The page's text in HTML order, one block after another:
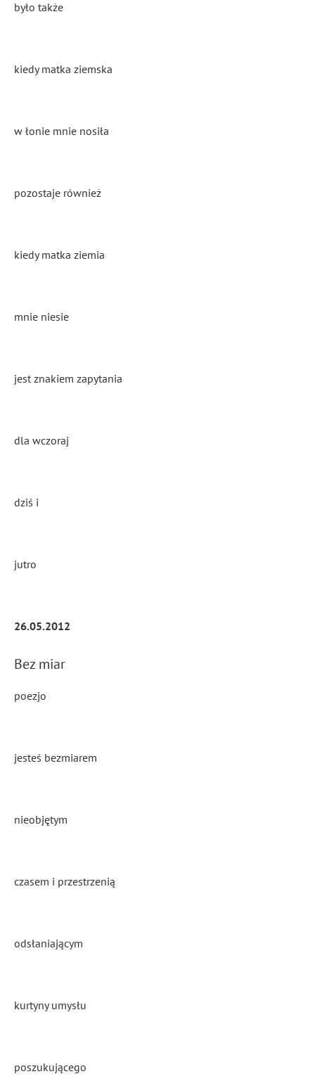
było także
kiedy matka ziemska
w łonie mnie nosiła
pozostaje również
kiedy matka ziemia
mnie niesie
jest znakiem zapytania
dla wczoraj
dziś i
jutro
26.05.2012
Bez miar
poezjo
jesteś bezmiarem
nieobjętym
czasem i przestrzenią
odsłaniającym
kurtyny umysłu
poszukującego